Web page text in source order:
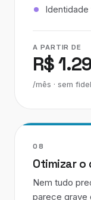
Identidade
A PARTIR DE
R$
/mês · sem
08
Otimizar o
Nem tudo
parece grave